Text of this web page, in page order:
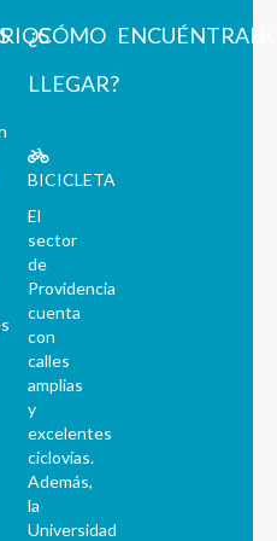
¿CÓMO
LLEGAR?
BICICLETA
El
sector
de
Providencia
cuenta
con
calles
amplias
y
excelentes
ciclovías.
Además,
la
Universidad